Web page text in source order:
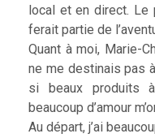
local et en direct.
ferait partie de
Quant à moi, Marie-
ne me destinais pas
si beaux produits
beaucoup d’amour
Au départ, j’ai